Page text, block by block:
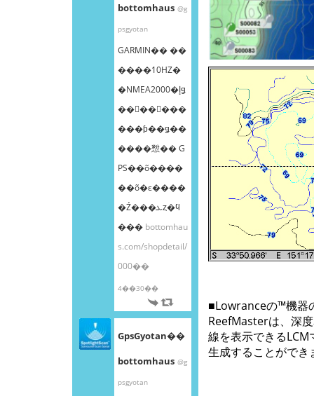
bottomhaus @g
psgyotan
GARMIN�� ��
����10HZ�
�NMEA2000�إǥ
��󥰥��󥵡���
���ƥ��ǥ��
����㥹�� G
PS��õ����
��õ�ε����
�Ź���ܥȥ�ϥ
��� bottomhau
s.com/shopdetail/
000��
4��30��
GpsGyotan��
bottomhaus @g
psgyotan
■Lowranceの™機器
ReefMasterは、深
線を表示できる
生成することができ